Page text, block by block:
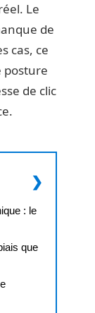
Le
de
cas, ce
posture
de clic
: le
que